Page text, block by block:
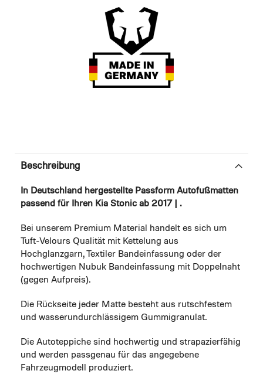
Beschreibung
In Deutschland hergestellte Passform Autofußmatten
passend für Ihren Kia Stonic ab 2017 | .
Bei unserem Premium Material handelt es sich um
Tuft-Velours Qualität mit Kettelung aus
Hochglanzgarn, Textiler Bandeinfassung oder der
hochwertigen Nubuk Bandeinfassung mit Doppelnaht
(gegen Aufpreis).
Die Rückseite jeder Matte besteht aus rutschfestem
und wasserundurchlässigem Gummigranulat.
Die Autoteppiche sind hochwertig und strapazierfähig
und werden passgenau für das angegebene
Fahrzeugmodell produziert.